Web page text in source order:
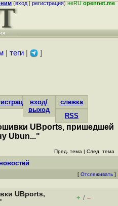
(вход|регистрация)неRUopennet.me
| теги| ]
вход/
выход
слежка
RSS
UBports, пришедшей
Ubun..."
Пред. тема | След. тема
[ Отслеживать ]
UBports,
+ / –